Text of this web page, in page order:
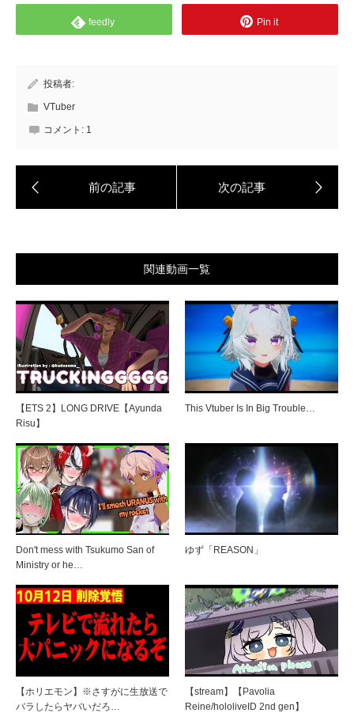
feedly Pin it
投稿者:
VTuber
コメント: 1
関連動画一覧
【ETS 2】LONG DRIVE【Ayunda
Risu】
This Vtuber Is In Big Trouble…
Don't mess with Tsukumo San of
Ministry or he…
ゆず「REASON」
【ホリエモン】※さすがに生放送で
バラしたらヤバいだろ…
【stream】【Pavolia
Reine/hololiveID 2nd gen】